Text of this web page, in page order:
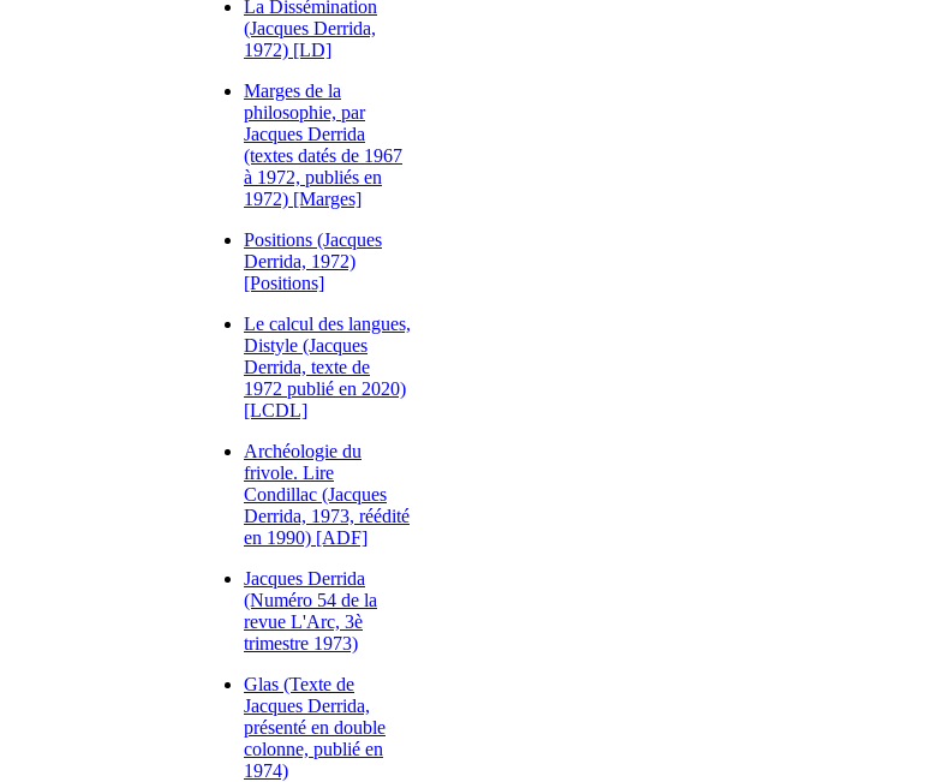
La Dissémination
(Jacques Derrida,
1972) [LD]
Marges de la
philosophie, par
Jacques Derrida
(textes datés de 1967
à 1972, publiés en
1972) [Marges]
Positions (Jacques
Derrida, 1972)
[Positions]
Le calcul des langues,
Distyle (Jacques
Derrida, texte de
1972 publié en 2020)
[LCDL]
Archéologie du
frivole. Lire
Condillac (Jacques
Derrida, 1973, réédité
en 1990) [ADF]
Jacques Derrida
(Numéro 54 de la
revue L'Arc, 3è
trimestre 1973)
Glas (Texte de
Jacques Derrida,
présenté en double
colonne, publié en
1974)